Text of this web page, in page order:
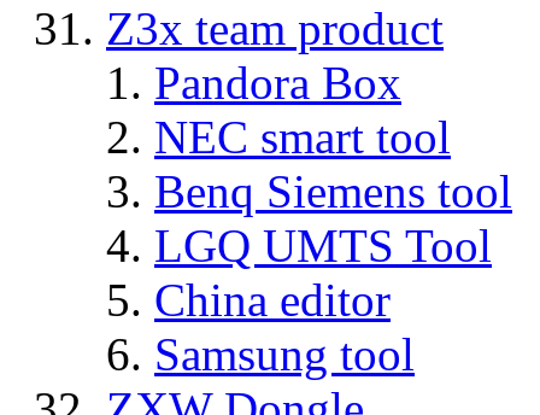
Z3x team product
Pandora Box
NEC smart tool
Benq Siemens tool
LGQ UMTS Tool
China editor
Samsung tool